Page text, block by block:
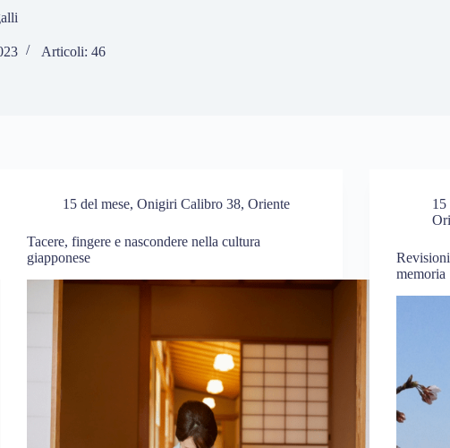
Articoli: 46
15 del mese,Onigiri Calibro 38,Oriente
Tacere, fingere e nascondere nella cultura
giapponese
15
memoria